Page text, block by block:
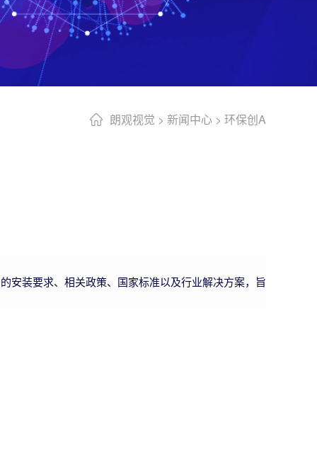
朗观视觉 > 新闻中心 > 环保创A
安装要求、相关政策、国家标准以及行业解决方案，旨